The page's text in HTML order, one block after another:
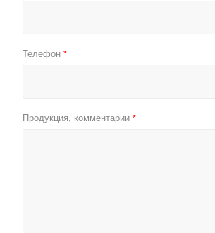
Телефон *
Продукция, комментарии *